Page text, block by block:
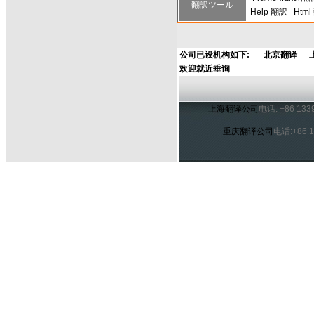
翻訳ツール
Help 翻訳
Html
公司已设机构如下: 北京翻译
欢迎就近垂询
上海翻译公司 电话: +86
重庆翻译公司 电话